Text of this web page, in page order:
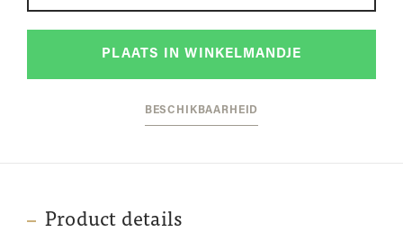
PLAATS IN WINKELMANDJE
BESCHIKBAARHEID
Product details